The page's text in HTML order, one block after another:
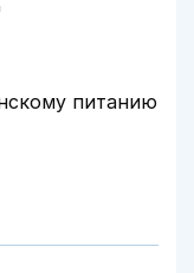
питанию